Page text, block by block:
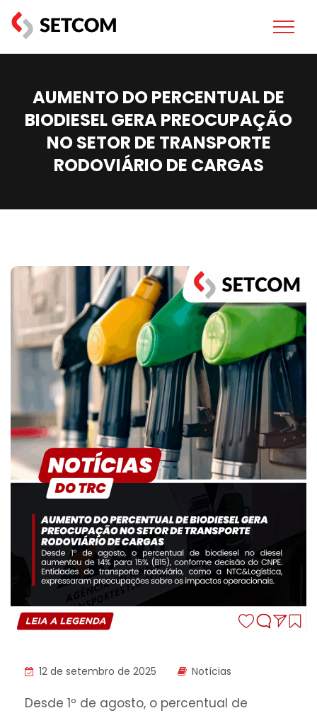
AUMENTO DO PERCENTUAL DE
BIODIESEL GERA PREOCUPAÇÃO
NO SETOR DE TRANSPORTE
RODOVIÁRIO DE CARGAS
12 de setembro de 2025 Notícias
Desde 1º de agosto, o percentual de